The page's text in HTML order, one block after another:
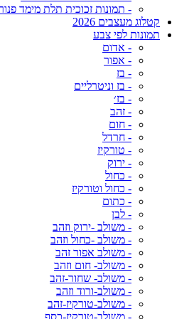
- תמונות זכוכית תלת מימד
קטלוג מעצבים 2026
תמונות לפי צבע
- אדום
- אפור
- בז
- בז וניטרליים
- בז׳
- זהב
- חום
- חרדל
- טורקיז
- ירוק
- כחול
- כחול וטורקיז
- כתום
- לבן
- משולב -ירוק וזהב
- משולב -כחול וזהב
- משולב אפור זהב
- משולב- חום וזהב
- משולב- שחור-זהב
- משולב-ורוד וזהב
- משולב-טורקיז-זהב
- משולב-טורקיז-כסף